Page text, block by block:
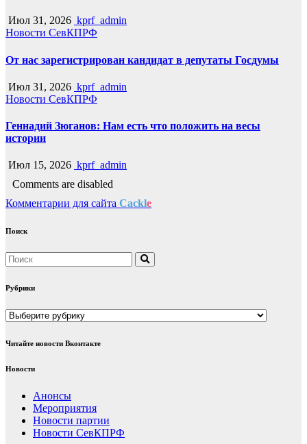
Июл 31, 2026 kprf_admin
Новости СевКПРФ
От нас зарегистрирован кандидат в депутаты Госдумы
Июл 31, 2026 kprf_admin
Новости СевКПРФ
Геннадий Зюганов: Нам есть что положить на весы
истории
Июл 15, 2026 kprf_admin
Comments are disabled
Комментарии для сайта Cackle
Поиск
Рубрики
Рубрики
Читайте новости Вконтакте
Новости
Анонсы
Мероприятия
Новости партии
Новости СевКПРФ